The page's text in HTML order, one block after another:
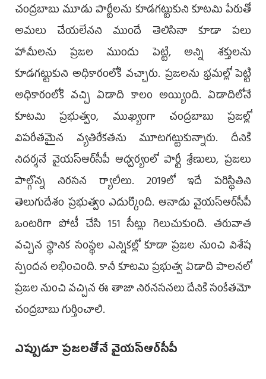
చంద్రబాబు మూడు పార్టీలను కూడగట్టుకుని కూటమి పేరుతో
అమలు చేయలేనని ముందే తెలిసినా కూడా పలు
హామీలను ప్రజల ముందు పెట్టి, అన్ని శక్తులను
కూడగట్టుకుని అధికారంలోకి వచ్చారు. ప్రజలను భ్రమల్లో పెట్టి
అధికారంలోకి వచ్చి ఏడాది కాలం అయ్యింది. ఏడాదిలోనే
కూటమి ప్రభుత్వం, ముఖ్యంగా చంద్రబాబు ప్రజల్లో
విపరీతమైన వ్యతిరేకతను మూటగట్టుకున్నారు. దీనికి
నిదర్శనే వైయస్ఆర్‌సీపీ ఆధ్వర్యంలో పార్టీ శ్రేణులు, ప్రజలు
పాల్గొన్న నిరసన ర్యాలీలు. 2019లో ఇదే పరిస్థితిని
తెలుగుదేశం ప్రభుత్వం ఎదుర్కొంది. ఆనాడు వైయస్ఆర్‌సీపీ
ఒంటరిగా పోటీ చేసి 151 సీట్లు గెలుచుకుంది. తరువాత
వచ్చిన స్థానిక సంస్థల ఎన్నికల్లో కూడా ప్రజల నుంచి విశేష
స్పందన లభించింది. కానీ కూటమి ప్రభుత్వ ఏడాది పాలనలో
ప్రజల నుంచి వచ్చిన ఈ తాజా నిరనసనలు దేనికి సంకేతమో
చంద్రబాబు గుర్తించాలి.
ఎప్పుడూ ప్రజలతోనే వైయస్ఆర్‌సీపీ